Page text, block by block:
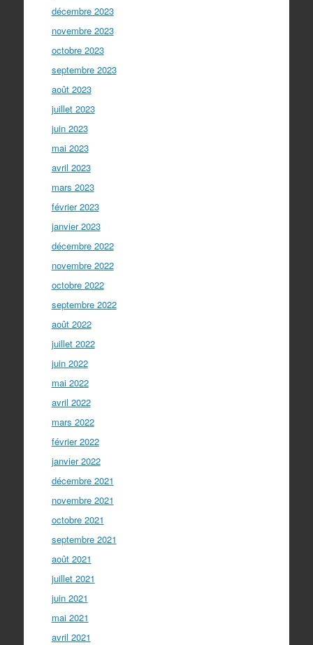
décembre 2023
novembre 2023
octobre 2023
septembre 2023
août 2023
juillet 2023
juin 2023
mai 2023
avril 2023
mars 2023
février 2023
janvier 2023
décembre 2022
novembre 2022
octobre 2022
septembre 2022
août 2022
juillet 2022
juin 2022
mai 2022
avril 2022
mars 2022
février 2022
janvier 2022
décembre 2021
novembre 2021
octobre 2021
septembre 2021
août 2021
juillet 2021
juin 2021
mai 2021
avril 2021